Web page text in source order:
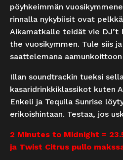
pöyhkeimmän
rinnalla nykybiisit ovat
Aikamatkalle teidät vie DJ’t
the vuosikymmen. Tule siis
saattelemana
Illan soundtrackin tueksi
kasaridrinkkiklassikot kuten
Enkeli ja Tequila Sunrise
erikoishintaan. Testaa, jos
2 Minutes to Midnight =
ja Twist Citrus pullo